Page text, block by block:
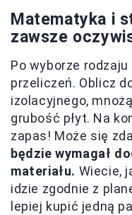
Matematyka i
zawsze
Po wyborze
przeliczeń. Oblicz
izolacyjnego,
grubość płyt. Na
zapas! Może się
będzie wymagał
materiału. Wiecie,
idzie zgodnie z
lepiej kupić jedną